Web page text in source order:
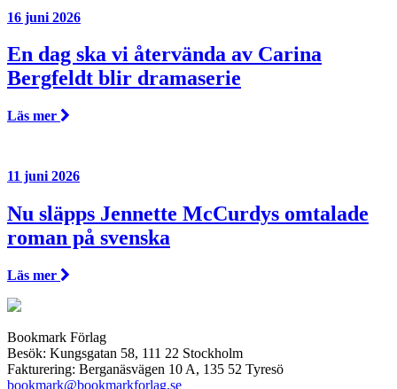
16 juni 2026
En dag ska vi återvända av Carina
Bergfeldt blir dramaserie
Läs mer
11 juni 2026
Nu släpps Jennette McCurdys omtalade
roman på svenska
Läs mer
Bookmark Förlag
Besök: Kungsgatan 58, 111 22 Stockholm
Fakturering: Berganäsvägen 10 A, 135 52 Tyresö
bookmark@bookmarkforlag.se